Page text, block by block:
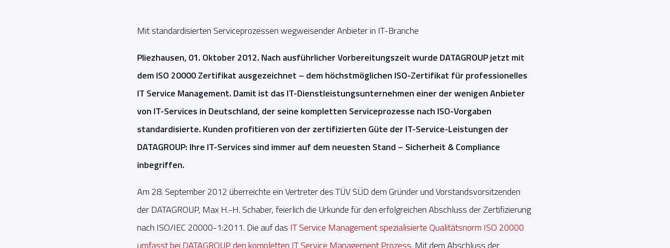
Mit standardisierten Serviceprozessen wegweisender Anbieter in IT-Branche
Pliezhausen, 01. Oktober 2012. Nach ausführlicher Vorbereitungszeit wurde DATAGROUP jetzt mit
dem ISO 20000 Zertifikat ausgezeichnet – dem höchstmöglichen ISO-Zertifikat für professionelles
IT Service Management. Damit ist das IT-Dienstleistungsunternehmen einer der wenigen Anbieter
von IT-Services in Deutschland, der seine kompletten Serviceprozesse nach ISO-Vorgaben
standardisierte. Kunden profitieren von der zertifizierten Güte der IT-Service-Leistungen der
DATAGROUP: Ihre IT-Services sind immer auf dem neuesten Stand – Sicherheit & Compliance
inbegriffen.
Am 28. September 2012 überreichte ein Vertreter des TÜV SÜD dem Gründer und Vorstandsvorsitzenden
der DATAGROUP, Max H.-H. Schaber, feierlich die Urkunde für den erfolgreichen Abschluss der Zertifizierung
nach ISO/IEC 20000-1:2011. Die auf das IT Service Management spezialisierte Qualitätsnorm ISO 20000
umfasst bei DATAGROUP den kompletten IT Service Management Prozess. Mit dem Abschluss der